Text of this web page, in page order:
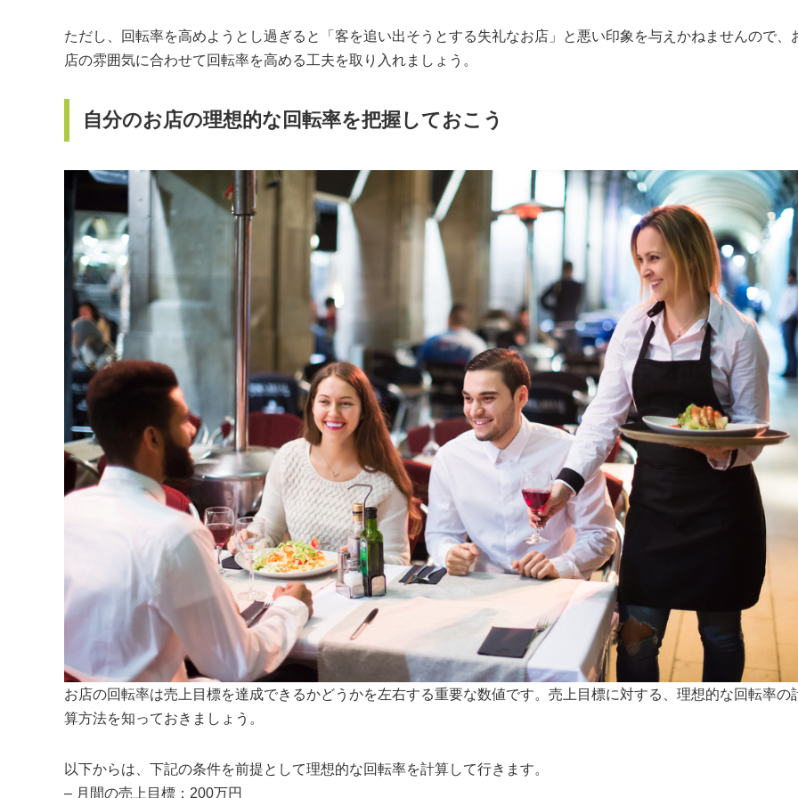
ただし、回転率を高めようとし過ぎると「客を追い出そうとする失礼なお店」と悪い印象を与えかねませんので、
店の雰囲気に合わせて回転率を高める工夫を取り入れましょう。
自分のお店の理想的な回転率を把握しておこう
お店の回転率は売上目標を達成できるかどうかを左右する重要な数値です。売上目標に対する、理想的な回転率の
算方法を知っておきましょう。
以下からは、下記の条件を前提として理想的な回転率を計算して行きます。
– 月間の売上目標：200万円